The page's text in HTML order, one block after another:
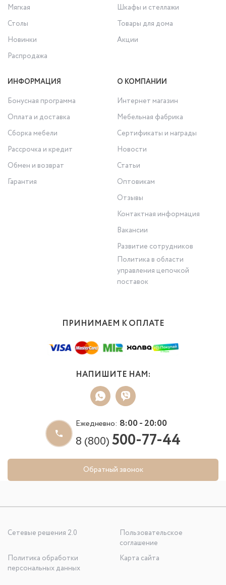
Мягкая
Шкафы и стеллажи
Столы
Товары для дома
Новинки
Акции
Распродажа
ИНФОРМАЦИЯ
Бонусная программа
Оплата и доставка
Сборка мебели
Рассрочка и кредит
Обмен и возврат
Гарантия
О КОМПАНИИ
Интернет магазин
Мебельная фабрика
Сертификаты и награды
Новости
Статьи
Оптовикам
Отзывы
Контактная информация
Вакансии
Развитие сотрудников
Политика в области
управления цепочкой
поставок
ПРИНИМАЕМ К ОПЛАТЕ
НАПИШИТЕ НАМ:
Ежедневно: 8:00 - 20:00
8 (800)500-77-44
Обратный звонок
Сетевые решения 2.0
Пользовательское
соглашение
Политика обработки
персональных данных
Карта сайта